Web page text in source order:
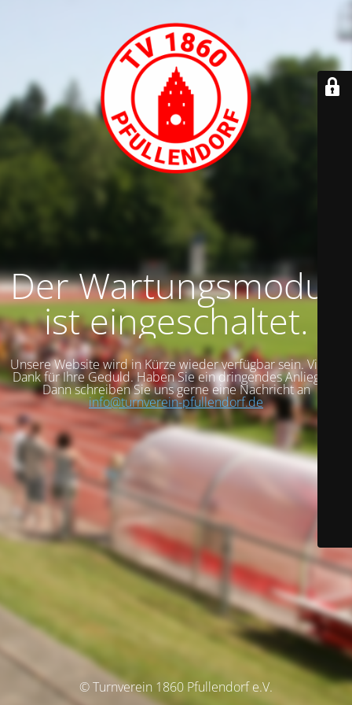
Der Wartungsmodus
ist eingeschaltet.
Unsere Website wird in Kürze wieder verfügbar sein. Vielen
Dank für Ihre Geduld. Haben Sie ein dringendes Anliegen?
Dann schreiben Sie uns gerne eine Nachricht an
info@turnverein-pfullendorf.de
© Turnverein 1860 Pfullendorf e.V.